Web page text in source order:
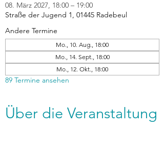
08. März 2027, 18:00 – 19:00
Straße der Jugend 1, 01445 Radebeul
Andere Termine
Mo., 10. Aug., 18:00
Mo., 14. Sept., 18:00
Mo., 12. Okt., 18:00
89 Termine ansehen
Über die Veranstaltung